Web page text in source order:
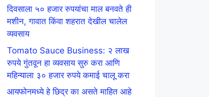
दिवसाला ५० हजार रुपयांचा माल बनवते ही
मशीन, गावात किंवा शहरात देखील चालेल
व्यवसाय
Tomato Sauce Business: २ लाख
रुपये गुंतवून हा व्यवसाय सुरु करा आणि
महिन्याला ३० हजार रुपये कमाई चालू करा
आयफोनमध्ये हे छिद्र का असते माहित आहे